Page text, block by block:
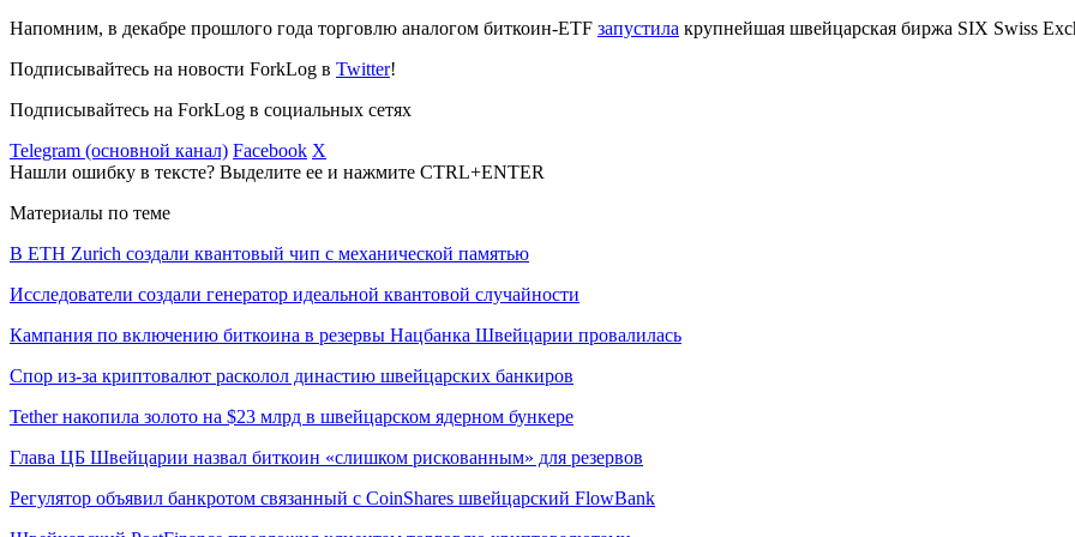
Напомним, в декабре прошлого года торговлю аналогом биткоин-ETF запустила крупнейшая швейцарская биржа SIX Swiss
Подписывайтесь на новости ForkLog в Twitter!
Подписывайтесь на ForkLog в социальных сетях
Telegram (основной канал) Facebook X
Нашли ошибку в тексте? Выделите ее и нажмите CTRL+ENTER
Материалы по теме
В ETH Zurich создали квантовый чип с механической памятью
Исследователи создали генератор идеальной квантовой случайности
Кампания по включению биткоина в резервы Нацбанка Швейцарии провалилась
Спор из-за криптовалют расколол династию швейцарских банкиров
Tether накопила золото на $23 млрд в швейцарском ядерном бункере
Глава ЦБ Швейцарии назвал биткоин «слишком рискованным» для резервов
Регулятор объявил банкротом связанный с CoinShares швейцарский FlowBank